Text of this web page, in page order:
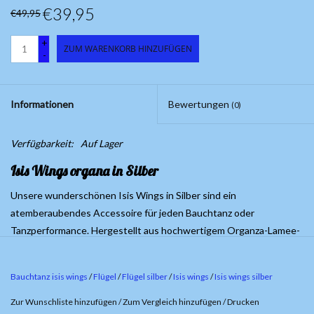
€49,95€39,95
+
-
ZUM WARENKORB HINZUFÜGEN
Informationen Bewertungen (0)
Verfügbarkeit: Auf Lager
Isis Wings organa in Silber
Unsere wunderschönen Isis Wings in Silber sind ein
atemberaubendes Accessoire für jeden Bauchtanz oder
Tanzperformance. Hergestellt aus hochwertigem Organza-Lamee-
Isis Flügel sind ca. 140 cm lang und wird mit ausziehbare Stöcke
und einer praktischen Tasche geliefert, um sie sicher zu verstauen.
Bauchtanz isis wings /Flügel /Flügel silber/Isis wings /Isis wings silber
Zur Wunschliste hinzufügen /Zum Vergleich hinzufügen /Drucken